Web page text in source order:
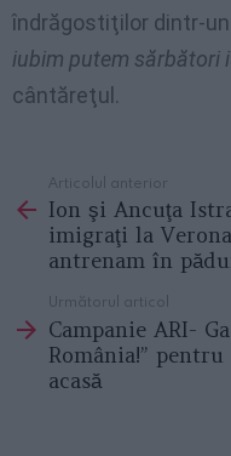
îndrăgostiţilor dintr-
iubim putem sărbători
cântăreţul.
more
Articolul anterior
Ion şi Ancuţa
imigraţi la
antrenam în
Următorul articol
Campanie ARI-
România!”
acasă